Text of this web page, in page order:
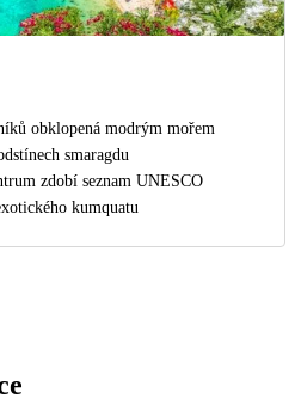
obklopená modrým mořem
smaragdu
zdobí seznam UNESCO
kumquatu